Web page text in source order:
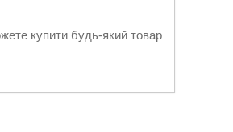
купити будь-який товар